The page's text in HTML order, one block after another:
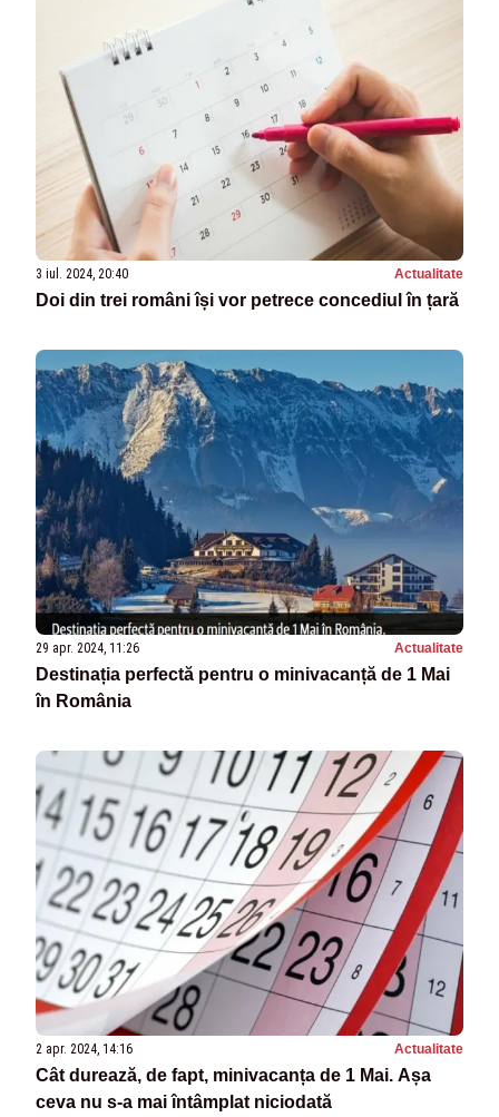
3 iul. 2024, 20:40 Actualitate
Doi din trei români își vor petrece concediul în țară
29 apr. 2024, 11:26 Actualitate
Destinația perfectă pentru o minivacanță de 1 Mai
în România
2 apr. 2024, 14:16 Actualitate
Cât durează, de fapt, minivacanța de 1 Mai. Așa
ceva nu s-a mai întâmplat niciodată